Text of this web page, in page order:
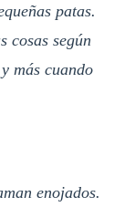
patas.
cosas según
más cuando
enojados.